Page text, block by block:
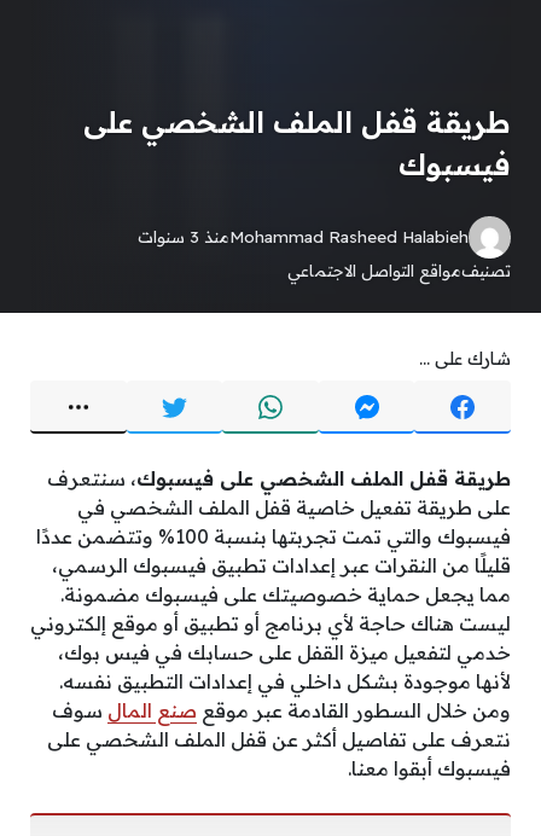
طريقة قفل الملف الشخصي على
فيسبوك
Mohammad Rasheed Halabiehمنذ 3 سنوات
تصنيفمواقع التواصل الاجتماعي
شارك على ...
طريقة قفل الملف الشخصي على فيسبوك، سنتعرف
على طريقة تفعيل خاصية قفل الملف الشخصي في
فيسبوك والتي تمت تجربتها بنسبة 100% وتتضمن عددًا
قليلًا من النقرات عبر إعدادات تطبيق فيسبوك الرسمي،
مما يجعل حماية خصوصيتك على فيسبوك مضمونة.
ليست هناك حاجة لأي برنامج أو تطبيق أو موقع إلكتروني
خدمي لتفعيل ميزة القفل على حسابك في فيس بوك،
لأنها موجودة بشكل داخلي في إعدادات التطبيق نفسه.
ومن خلال السطور القادمة عبر موقع صنع المال سوف
نتعرف على تفاصيل أكثر عن قفل الملف الشخصي على
فيسبوك أبقوا معنا.